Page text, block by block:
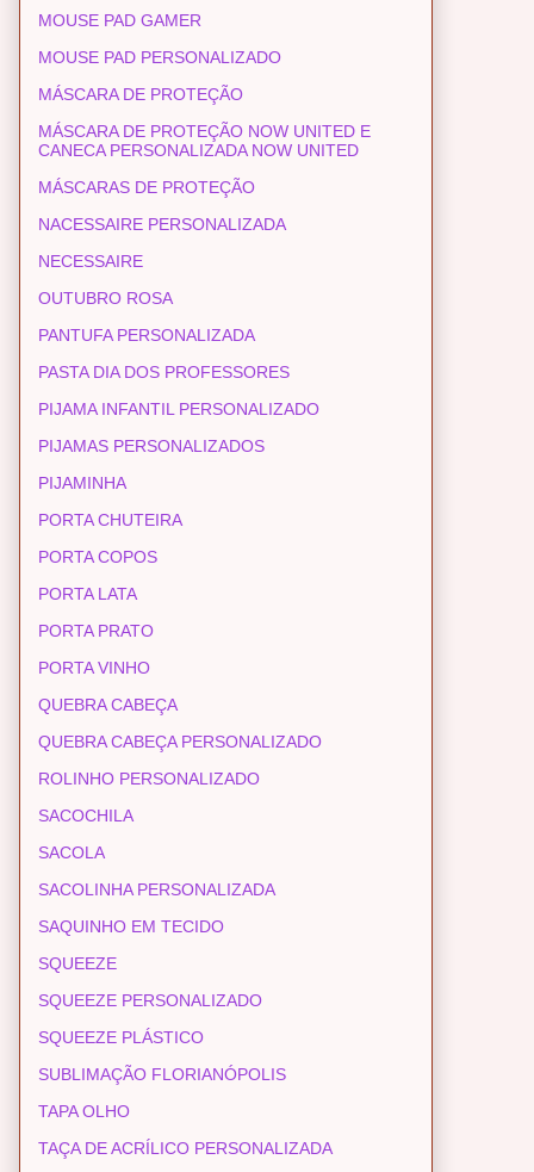
MOUSE PAD GAMER
MOUSE PAD PERSONALIZADO
MÁSCARA DE PROTEÇÃO
MÁSCARA DE PROTEÇÃO NOW UNITED E
CANECA PERSONALIZADA NOW UNITED
MÁSCARAS DE PROTEÇÃO
NACESSAIRE PERSONALIZADA
NECESSAIRE
OUTUBRO ROSA
PANTUFA PERSONALIZADA
PASTA DIA DOS PROFESSORES
PIJAMA INFANTIL PERSONALIZADO
PIJAMAS PERSONALIZADOS
PIJAMINHA
PORTA CHUTEIRA
PORTA COPOS
PORTA LATA
PORTA PRATO
PORTA VINHO
QUEBRA CABEÇA
QUEBRA CABEÇA PERSONALIZADO
ROLINHO PERSONALIZADO
SACOCHILA
SACOLA
SACOLINHA PERSONALIZADA
SAQUINHO EM TECIDO
SQUEEZE
SQUEEZE PERSONALIZADO
SQUEEZE PLÁSTICO
SUBLIMAÇÃO FLORIANÓPOLIS
TAPA OLHO
TAÇA DE ACRÍLICO PERSONALIZADA